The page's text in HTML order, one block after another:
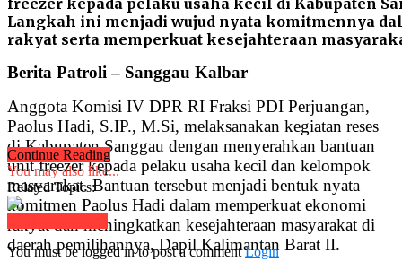
freezer kepada pelaku usaha kecil di Kabupaten
Langkah ini menjadi wujud nyata komitmennya
rakyat serta memperkuat kesejahteraan
Berita Patroli – Sanggau Kalbar
Anggota Komisi IV DPR RI Fraksi PDI Perjuangan,
Paolus Hadi, S.IP., M.Si, melaksanakan kegiatan reses
di Kabupaten Sanggau dengan menyerahkan bantuan
unit freezer kepada pelaku usaha kecil dan kelompok
masyarakat. Bantuan tersebut menjadi bentuk nyata
komitmen Paolus Hadi dalam memperkuat ekonomi
rakyat dan meningkatkan kesejahteraan masyarakat di
daerah pemilihannya, Dapil Kalimantan Barat II.
Continue Reading
You may also like...
Related Topics:
You must be logged in to post a commentLogin